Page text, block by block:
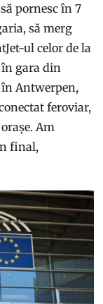
pornesc în 7
să merg
ul celor de la
gara din
Antwerpen,
feroviar,
Am
final,